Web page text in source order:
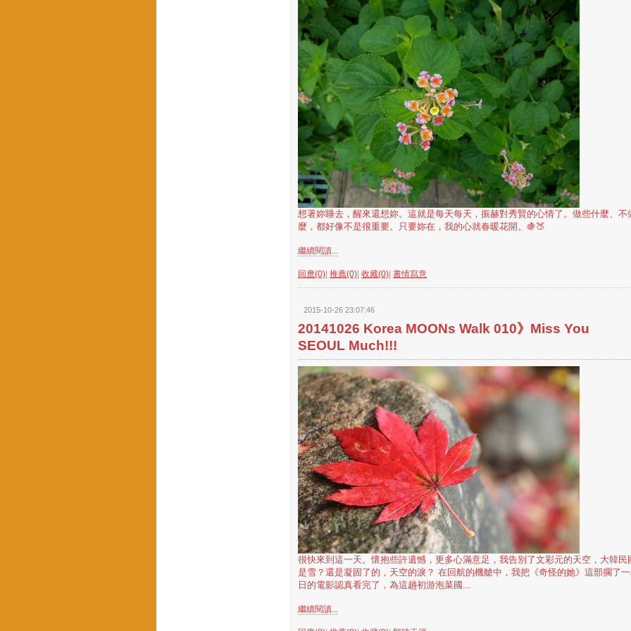
想著妳睡去，醒來還想妳。這就是每天每天，振赫對秀賢的心情了。做些什麼、不
麼，都好像不是很重要。只要妳在，我的心就春暖花開。🍇🍑
繼續閱讀...
回應(0) 推薦(0) 收藏(0) 書情寫意
2015-10-26 23:07:46
20141026 Korea MOONs Walk 010》Miss You
SEOUL Much!!!
很快來到這一天。懷抱些許遺憾，更多心滿意足，我告別了文彩元的天空，大韓民
是雪？還是凝固了的，天空的淚？ 在回航的機艙中，我把《奇怪的她》這部擱了
日的電影認真看完了，為這趟初游泡菜國...
繼續閱讀...